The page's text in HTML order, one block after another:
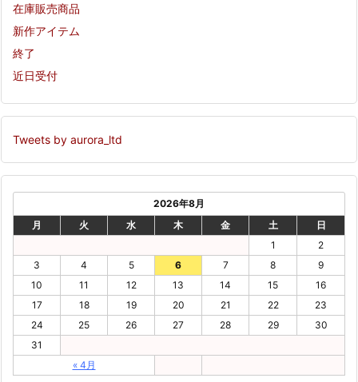
在庫販売商品
新作アイテム
終了
近日受付
Tweets by aurora_ltd
2026年8月
月
火 水 木 金 土 日
« 4月
1
2
3
4 5 6 7 8
9
10
11 12 13 14 15
16
17
18 19 20 21 22
23
24
25 26 27 28 29
30
31